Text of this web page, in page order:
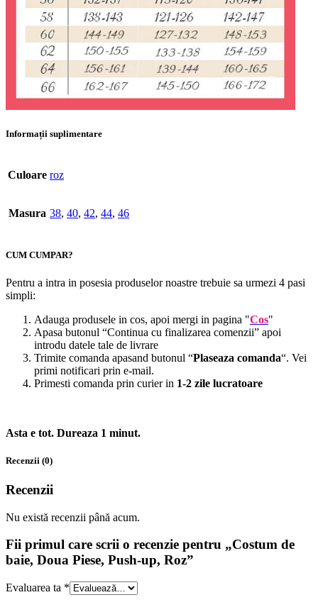
Informații suplimentare
Culoare roz
Masura 38, 40, 42, 44, 46
CUM CUMPAR?
Pentru a intra in posesia produselor noastre trebuie sa urmezi 4 pasi
simpli:
Adauga produsele in cos, apoi mergi in pagina "Cos"
Apasa butonul “Continua cu finalizarea comenzii” apoi
introdu datele tale de livrare
Trimite comanda apasand butonul “Plaseaza comanda“. Vei
primi notificari prin e-mail.
Primesti comanda prin curier in 1-2 zile lucratoare
Asta e tot. Dureaza 1 minut.
Recenzii (0)
Recenzii
Nu există recenzii până acum.
Fii primul care scrii o recenzie pentru „Costum de
baie, Doua Piese, Push-up, Roz”
Evaluarea ta *